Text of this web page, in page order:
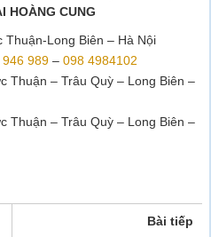
HOÀNG CUNG
Thuận-Long Biên – Hà Nội
989 – 098 4984102
Thuận – Trâu Quỳ – Long Biên –
Thuận – Trâu Quỳ – Long Biên –
Bài tiếp